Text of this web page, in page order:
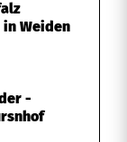
Weiden
-